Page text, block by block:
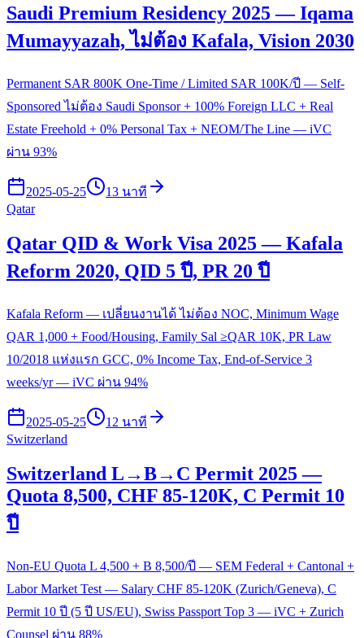
Saudi Premium Residency 2025 — Iqama
Mumayyazah, ไม่ต้อง Kafala, Vision 2030
Permanent SAR 800K One-Time / Limited SAR 100K/ปี — Self-
Sponsored ไม่ต้อง Saudi Sponsor + 100% Foreign LLC + Real
Estate Freehold + 0% Personal Tax + NEOM/The Line — iVC
ผ่าน 93%
2025-05-25
13 นาที
Qatar
Qatar QID & Work Visa 2025 — Kafala
Reform 2020, QID 5 ปี, PR 20 ปี
Kafala Reform — เปลี่ยนงานได้ ไม่ต้อง NOC, Minimum Wage
QAR 1,000 + Food/Housing, Family Sal ≥QAR 10K, PR Law
10/2018 แห่งแรก GCC, 0% Income Tax, End-of-Service 3
weeks/yr — iVC ผ่าน 94%
2025-05-25
12 นาที
Switzerland
Switzerland L→B→C Permit 2025 —
Quota 8,500, CHF 85-120K, C Permit 10
ปี
Non-EU Quota L 4,500 + B 8,500/ปี — SEM Federal + Cantonal +
Labor Market Test — Salary CHF 85-120K (Zurich/Geneva), C
Permit 10 ปี (5 ปี US/EU), Swiss Passport Top 3 — iVC + Zurich
Counsel ผ่าน 88%